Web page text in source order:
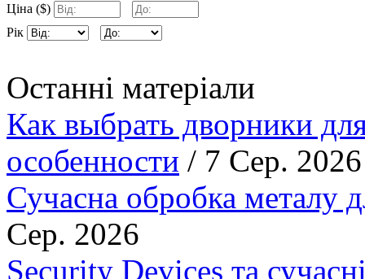
Ціна ($)
Рік
Останні матеріали
Как выбрать дворники
особенности / 7 Сер. 2026
Сучасна обробка металу
Сер. 2026
Security Devices та